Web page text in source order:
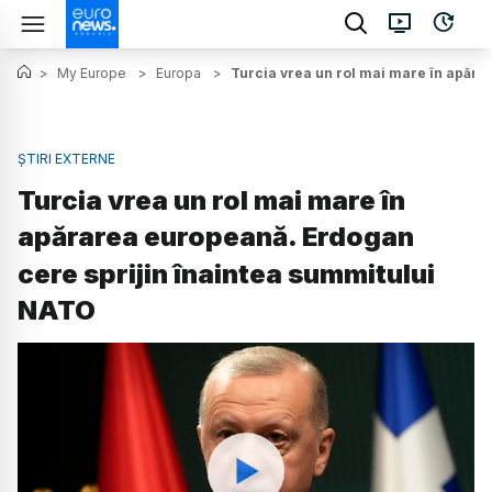
> My Europe > Europa > Turcia vrea un rol mai mare în
ȘTIRI EXTERNE
Turcia vrea un rol mai mare în
apărarea europeană. Erdogan
cere sprijin înaintea summitului
NATO